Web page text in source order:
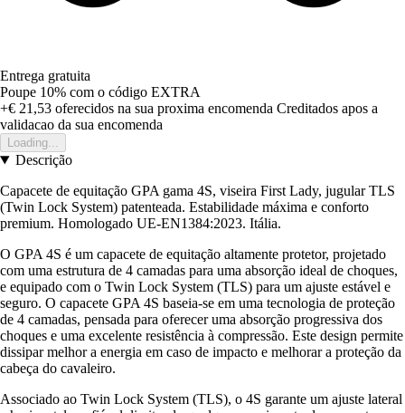
Entrega gratuita
Poupe 10% com o código EXTRA
+€ 21,53 oferecidos na sua proxima encomenda Creditados apos a
validacao da sua encomenda
Loading...
Descrição
Capacete de equitação GPA gama 4S, viseira First Lady, jugular TLS
(Twin Lock System) patenteada. Estabilidade máxima e conforto
premium. Homologado UE-EN1384:2023. Itália.
O GPA 4S é um capacete de equitação altamente protetor, projetado
com uma estrutura de 4 camadas para uma absorção ideal de choques,
e equipado com o Twin Lock System (TLS) para um ajuste estável e
seguro. O capacete GPA 4S baseia-se em uma tecnologia de proteção
de 4 camadas, pensada para oferecer uma absorção progressiva dos
choques e uma excelente resistência à compressão. Este design permite
dissipar melhor a energia em caso de impacto e melhorar a proteção da
cabeça do cavaleiro.
Associado ao Twin Lock System (TLS), o 4S garante um ajuste lateral